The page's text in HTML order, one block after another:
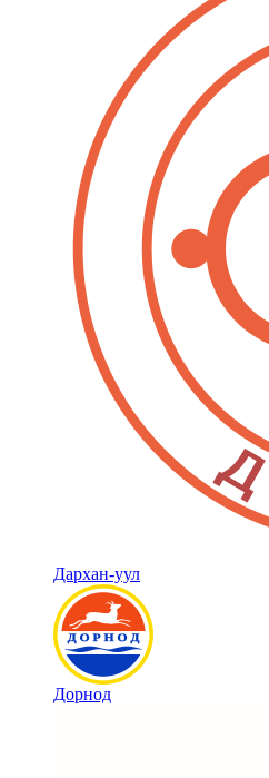
Дархан-уул
Дорнод